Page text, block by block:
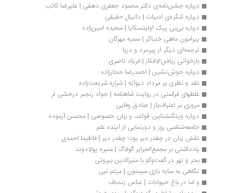
درباره جشن‌نامه‌ی دکتر محمود جعفری دهقی | علیرضا کاتب
درباره کنگره‌ی ادبیات | دانیال حقیقی
درباره بی‌بی پیک اولیتسکایا | سعیده امین‌زاده
پیرامون ماهی خنیاگر | سمیه مهرگان
ترجمه‌ای دیگر از پیرمرد و دریا
بازخوانی ریاض‌الافکار | فریاد ناصری
درباره خوش‌نشین | احمدرضا حجارزاده
نقد و نظری بر مرداد دیوانه | شراره شریعت‌زاده
غلطهای فراستی در روایت شاهنامه | جواد رنجبر درخشی لر
مروری بر اعتراف‌باز | صادق وفایی
درباره ویتگنشتاین: قواعد، و زبان خصوصی | محسن آزموده
جامعه‌شناسی روز و دورنمایی از آینده علم
نقش زبان در چقدر دیر بود؛ چقدر دیر | فاطیما احمدی
یادداشتی بر مجمع‌الجزایر گولاگ | منیره پولادوند
بحر و نهر در گفت‌وگو با منیرالدین بیروتی
نگاهی به سایه بازی سیمنون | میثم نبی
و اما در باغ حیوانات | عباس زندباف